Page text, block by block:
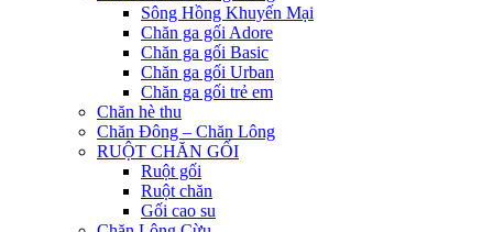
Sông Hồng Khuyến Mại
Chăn ga gối Adore
Chăn ga gối Basic
Chăn ga gối Urban
Chăn ga gối trẻ em
Chăn hè thu
Chăn Đông – Chăn Lông
RUỘT CHĂN GỐI
Ruột gối
Ruột chăn
Gối cao su